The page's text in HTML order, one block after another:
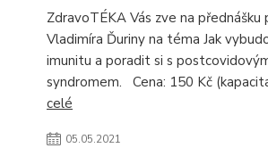
ZdravoTÉKA Vás zve na přednášku
Vladimíra Ďuriny na téma Jak
imunitu a poradit si s
syndromem. Cena: 150 Kč
celé
05.05.2021